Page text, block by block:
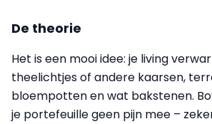
De theorie
Het is een mooi idee: je living
theelichtjes of andere kaarsen,
bloempotten en wat bakstenen.
je portefeuille geen pijn mee –